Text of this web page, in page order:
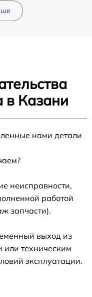
в Казани
нами детали
неисправности,
работой
запчасти).
выход из
или техническим
эксплуатации.